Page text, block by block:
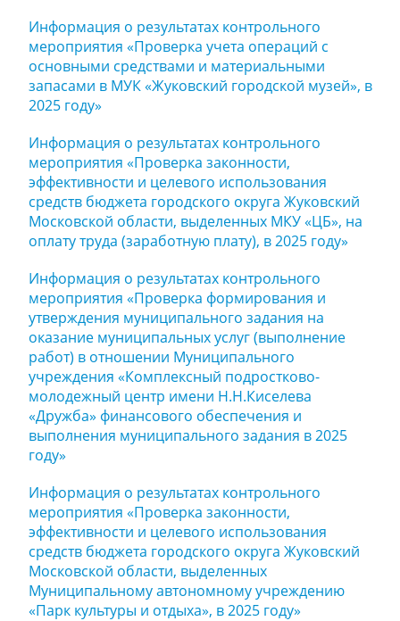
Информация о результатах контрольного
мероприятия «Проверка учета операций с
основными средствами и материальными
запасами в МУК «Жуковский городской музей», в
2025 году»
Информация о результатах контрольного
мероприятия «Проверка законности,
эффективности и целевого использования
средств бюджета городского округа Жуковский
Московской области, выделенных МКУ «ЦБ», на
оплату труда (заработную плату), в 2025 году»
Информация о результатах контрольного
мероприятия «Проверка формирования и
утверждения муниципального задания на
оказание муниципальных услуг (выполнение
работ) в отношении Муниципального
учреждения «Комплексный подростково-
молодежный центр имени Н.Н.Киселева
«Дружба» финансового обеспечения и
выполнения муниципального задания в 2025
году»
Информация о результатах контрольного
мероприятия «Проверка законности,
эффективности и целевого использования
средств бюджета городского округа Жуковский
Московской области, выделенных
Муниципальному автономному учреждению
«Парк культуры и отдыха», в 2025 году»